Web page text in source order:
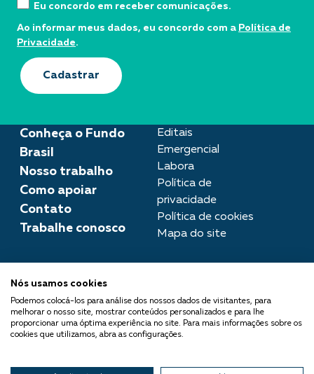
Conheça o Fundo
Brasil
Nosso trabalho
Como apoiar
Contato
Trabalhe conosco
Editais
Emergencial
Labora
Política de
privacidade
Política de cookies
Mapa do site
imprensa@fundobrasil.org.br
O Fundo Brasil integra a Rede
Comuá - Filantropia que
Eu concordo em receber comunicações.
Ao informar meus dados, eu concordo com a Política de
Privacidade.
Cadastrar
Nós usamos cookies
Podemos colocá-los para análise dos nossos dados de visitantes, para
melhorar o nosso site, mostrar conteúdos personalizados e para lhe
proporcionar uma óptima experiência no site. Para mais informações sobre os
cookies que utilizamos, abra as configurações.